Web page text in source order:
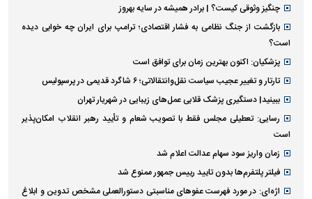
چنگیز وثوقی کیست؟ | برادر همیشه در سایه بهروز
بازگشت از جنگ نظامی به فشار اقتصادی؛ ترامپ برای ایران چه خوابی دیده
است؟
پزشکیان: اکنون بهترین زمان برای توافق است
تارتار و تغییر عجیب سیاست نقل‌وانتقالاتی؛ ۶ شاگرد قدیمی در پرسپولیس
ببینید| دستگیری پزشک قلابی عمل‌های زیبایی در شهریار تهران
رسایی: تعطیلی مجلس فقط با تصویب شعام و تأیید رهبر انقلاب امکان‌پذیر
است
زمان واریز سود سهام عدالت اعلام شد
فیلتر پلتفرم‌ها بدون تایید رییس جمهور ممنوع شد
اژه‌ای: در مورد فهرست عفو‌های مناسبتی دستورالعملی مشخص تدوین و ابلاغ